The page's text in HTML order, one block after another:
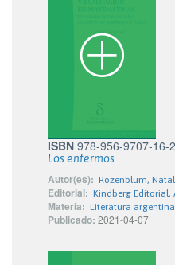
ISBN 978-956-9707-16-2
Los enfermos
Autor(es): Rozenblum,
Editorial: Kindberg Editorial,
Materia: Literatura argentina
Publicado: 2021-04-07